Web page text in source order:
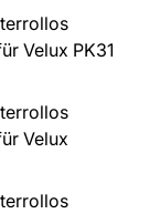
Velux PK31
Velux